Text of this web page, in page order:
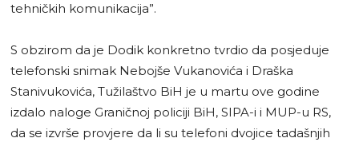
tehničkih komunikacija”.
S obzirom da je Dodik konkretno tvrdio da posjeduje
telefonski snimak Nebojše Vukanovića i Draška
Stanivukovića, Tužilaštvo BiH je u martu ove godine
izdalo naloge Graničnoj policiji BiH, SIPA-i i MUP-u RS,
da se izvrše provjere da li su telefoni dvojice tadašnjih